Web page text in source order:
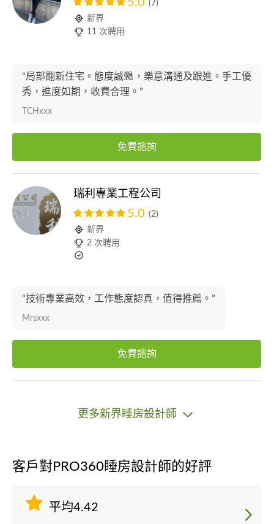
5.0 (7)
新界
11 次聘用
“局部翻新住宅。態度誠懇，樂意溝通及跟進。手工優
秀，進度如期，收費合理。”
TCHxxx
免費諮詢
瑞利專業工程公司
5.0 (2)
新界
2 次聘用
“技術專業高效，工作態度認真，值得推薦。”
Mrsxxx
免費諮詢
更多新界睡房設計師
客戶對PRO360睡房設計師的好評
平均4.42